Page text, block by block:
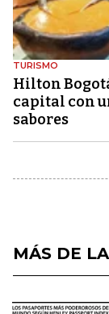
TURISMO
Hilton
capital con
sabores
MÁS DE